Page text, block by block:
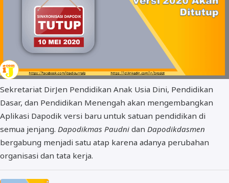
Sekretariat DirJen Pendidikan Anak Usia Dini, Pendidikan
Dasar, dan Pendidikan Menengah akan mengembangkan
Aplikasi Dapodik versi baru untuk satuan pendidikan di
semua jenjang. Dapodikmas Paudni dan Dapodikdasmen
bergabung menjadi satu atap karena adanya perubahan
organisasi dan tata kerja.